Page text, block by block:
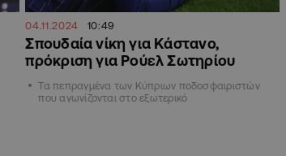
04.11.2024 10:49
Σπουδαία νίκη για Κάστανο,
πρόκριση για Ρούελ Σωτηρίου
Τα πεπραγμένα των Κύπριων ποδοσφαιριστών
που αγωνίζονται στο εξωτερικό